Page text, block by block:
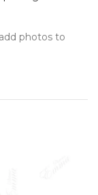
photos to